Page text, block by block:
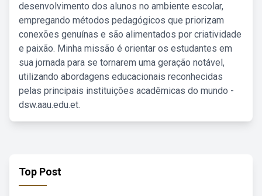
desenvolvimento dos alunos no ambiente escolar,
empregando métodos pedagógicos que priorizam
conexões genuínas e são alimentados por criatividade
e paixão. Minha missão é orientar os estudantes em
sua jornada para se tornarem uma geração notável,
utilizando abordagens educacionais reconhecidas
pelas principais instituições acadêmicas do mundo -
dsw.aau.edu.et.
Top Post